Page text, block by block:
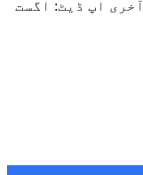
آخری اپ ڈیٹ: اگست